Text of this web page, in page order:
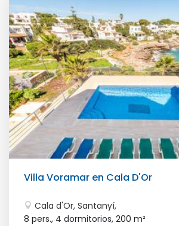
Villa Voramar en Cala D'Or
Cala d'Or, Santanyí,
8 pers., 4 dormitorios, 200 m²